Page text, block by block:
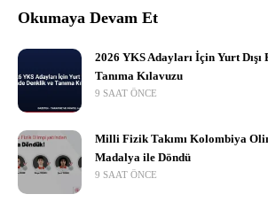
Okumaya Devam Et
2026 YKS Adayları İçin Yurt
Tanıma Kılavuzu
9 SAAT ÖNCE
Milli Fizik Takımı Kolombiya
Madalya ile Döndü
9 SAAT ÖNCE